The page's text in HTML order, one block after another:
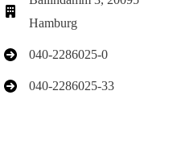
Hamburg
040-2286025-0
040-2286025-33